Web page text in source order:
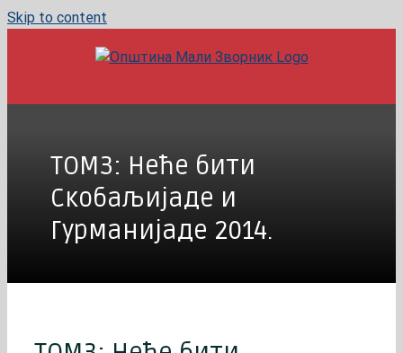
Skip to content
ТОМЗ: Неће бити
Скобаљијаде и
Гурманијаде 2014.